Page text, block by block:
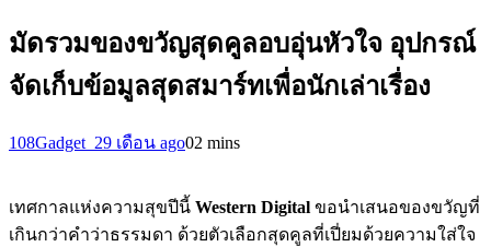
มัดรวมของขวัญสุดคูลอบอุ่นหัวใจ อุปกรณ์
จัดเก็บข้อมูลสุดสมาร์ทเพื่อนักเล่าเรื่อง
108Gadget_29 เดือน ago02 mins
เทศกาลแห่งความสุขปีนี้ Western Digital ขอนำเสนอของขวัญที่
เกินกว่าคำว่าธรรมดา ด้วยตัวเลือกสุดคูลที่เปี่ยมด้วยความใส่ใจ